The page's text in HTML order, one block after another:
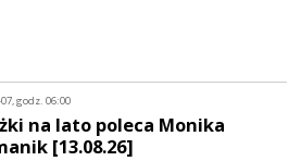
godz. 06:00
na lato poleca Monika
[13.08.26]